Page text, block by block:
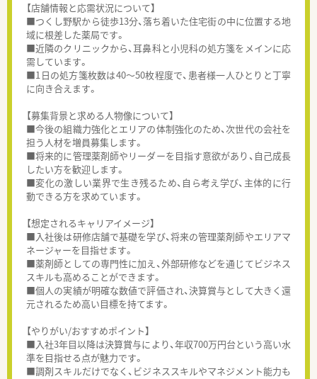
【店舗情報と応需状況について】
■つくし野駅から徒歩13分、落ち着いた住宅街の中に位置する地
域に根差した薬局です。
■近隣のクリニックから、耳鼻科と小児科の処方箋をメインに応
需しています。
■1日の処方箋枚数は40～50枚程度で、患者様一人ひとりと丁寧
に向き合えます。
【募集背景と求める人物像について】
■今後の組織力強化とエリアの体制強化のため、次世代の会社を
担う人材を増員募集します。
■将来的に管理薬剤師やリーダーを目指す意欲があり、自己成長
したい方を歓迎します。
■変化の激しい業界で生き残るため、自ら考え学び、主体的に行
動できる方を求めています。
【想定されるキャリアイメージ】
■入社後は研修店舗で基礎を学び、将来の管理薬剤師やエリアマ
ネージャーを目指せます。
■薬剤師としての専門性に加え、外部研修などを通じてビジネス
スキルも高めることができます。
■個人の実績が明確な数値で評価され、決算賞与として大きく還
元されるため高い目標を持てます。
【やりがい/おすすめポイント】
■入社3年目以降は決算賞与により、年収700万円台という高い水
準を目指せる点が魅力です。
■調剤スキルだけでなく、ビジネススキルやマネジメント能力も